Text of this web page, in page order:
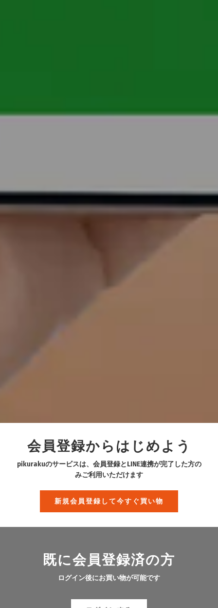
会員登録からはじめよう
pikurakuのサービスは、会員登録とLINE連携が完了した方の
みご利用いただけます
新規会員登録して今すぐ買い物
既に会員登録済の方
ログイン後にお買い物が可能です